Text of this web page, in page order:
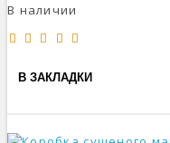
В наличии
В ЗАКЛАДКИ